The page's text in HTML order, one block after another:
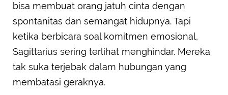
bisa membuat orang jatuh cinta dengan
spontanitas dan semangat hidupnya. Tapi
ketika berbicara soal komitmen emosional,
Sagittarius sering terlihat menghindar. Mereka
tak suka terjebak dalam hubungan yang
membatasi geraknya.